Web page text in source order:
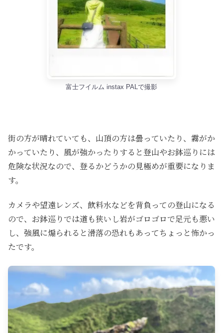
富士フイルム instax PALで撮影
街の方が晴れていても、山頂の方は曇っていたり、霧がか
かっていたり、風が強かったりすると登山やお鉢巡りには
危険な状況なので、登るかどうかの見極めが重要になりま
す。
カメラや望遠レンズ、飲料水などを背負っての登山になる
ので、お鉢巡りでは道も狭いし岩がゴロゴロで足元も悪い
し、強風に煽られると滑落の恐れもあってちょっと怖かっ
たです。